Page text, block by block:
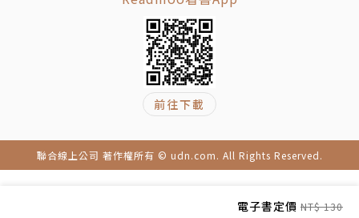
電子書定價 NT$ 130
前往下載
聯合線上公司 著作權所有 © udn.com. All Rights Reserved.